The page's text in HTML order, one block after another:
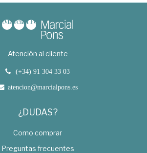
Atención al cliente
(+34) 91 304 33 03
atencion@marcialpons.es
¿DUDAS?
Como comprar
Preguntas frecuentes